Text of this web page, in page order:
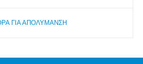
ΓΙΑ ΑΠΟΛΥΜΑΝΣΗ